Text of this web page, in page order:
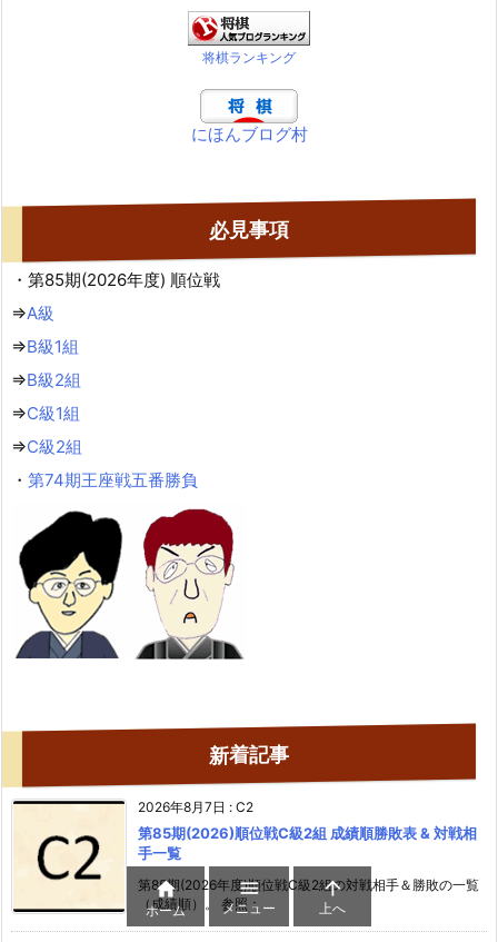
将棋ランキング
にほんブログ村
必見事項
・第85期(2026年度) 順位戦
⇒A級
⇒B級1組
⇒B級2組
⇒C級1組
⇒C級2組
・ 第74期王座戦五番勝負
新着記事
2026年8月7日 : C2
第85期(2026)順位戦C級2組 成績順勝敗表 & 対戦相
手一覧
第85期(2026年度)順位戦C級2組の対戦相手＆勝敗の一覧
（成績順）。 参照： ...

ホーム

メニュー

上へ